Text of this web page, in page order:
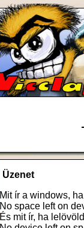
Üzenet
Mit ír a windows,
No space left on
És mit ír, ha